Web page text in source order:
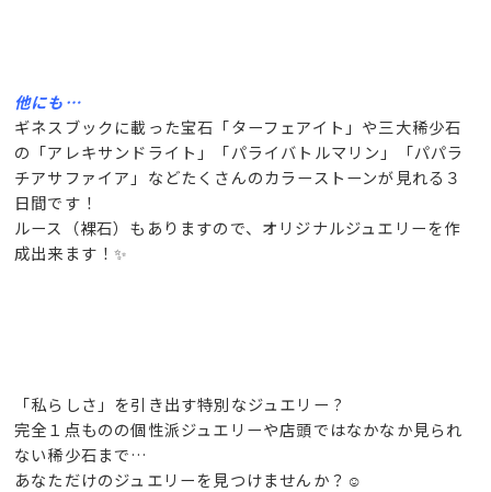
他にも…
ギネスブックに載った宝石「ターフェアイト」や三大稀少石
の「アレキサンドライト」「パライバトルマリン」
「パパラ
チアサファイア」などたくさんのカラーストーンが見れる３
日間です！
ルース（裸石）もありますので、オリジナルジュエリーを作
成出来ます！✨
「私らしさ」を引き出す特別なジュエリー ?
完全１点ものの個性派ジュエリーや店頭ではなかなか見られ
ない稀少石まで…
あなただけのジュエリーを見つけませんか？☺️